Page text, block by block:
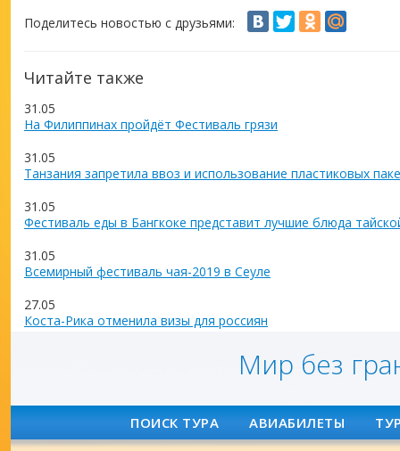
Поделитесь новостью с друзьями:
Читайте также
31.05
На Филиппинах пройдёт Фестиваль грязи
31.05
Танзания запретила ввоз и использование пластиковых
31.05
Фестиваль еды в Бангкоке представит лучшие блюда
31.05
Всемирный фестиваль чая-2019 в Сеуле
27.05
Коста-Рика отменила визы для россиян
Мир без
ПОИСК ТУРА АВИАБИЛЕТЫ